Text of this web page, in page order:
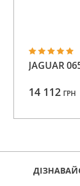
JAGUAR
14 112 ГРН